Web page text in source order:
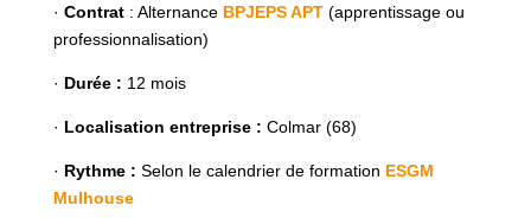
· Contrat : Alternance BPJEPS APT(apprentissage ou
professionnalisation)
· Durée : 12 mois
· Localisation entreprise : Colmar (68)
· Rythme : Selon le calendrier de formation ESGM
Mulhouse